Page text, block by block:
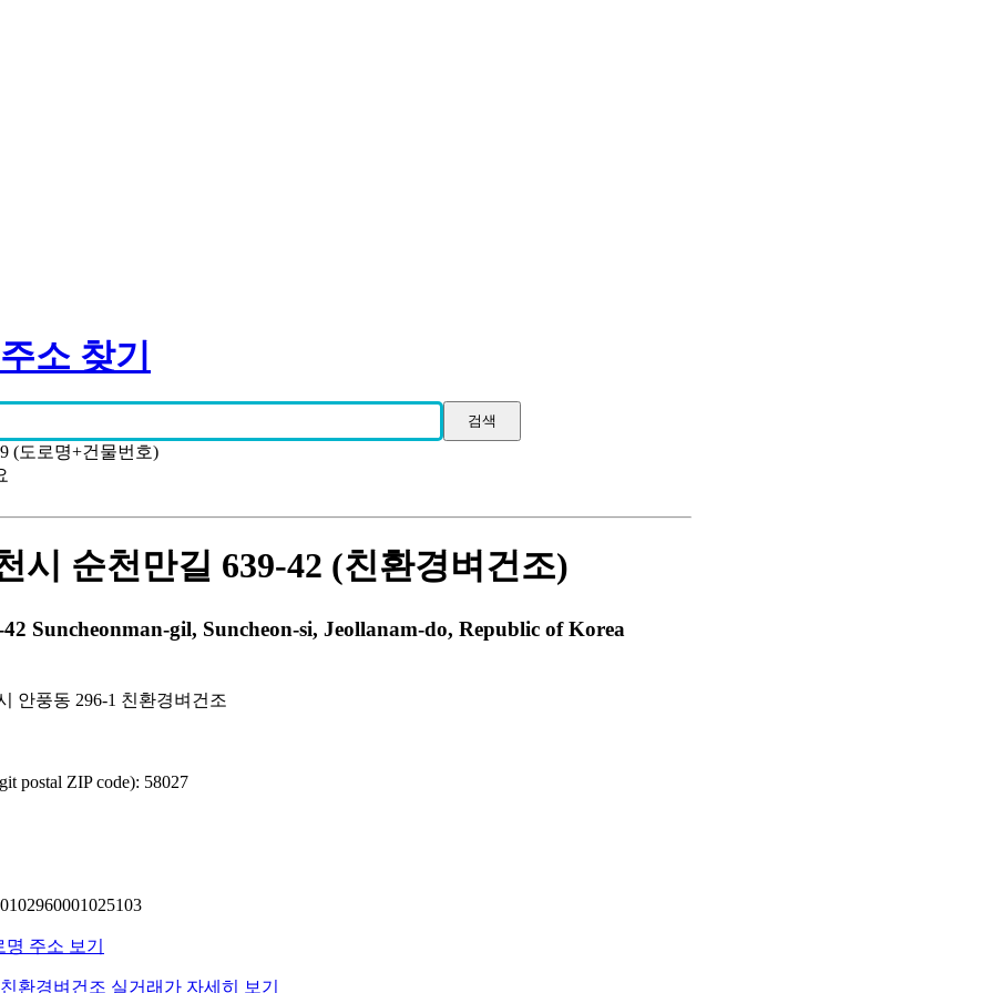
소 찾기
(도로명+건물번호)
시 순천만길 639-42 (친환경벼건조)
Suncheonman-gil, Suncheon-si, Jeollanam-do, Republic of Korea
안풍동 296-1 친환경벼건조
postal ZIP code): 58027
주소 보기
환경벼건조 실거래가 자세히 보기